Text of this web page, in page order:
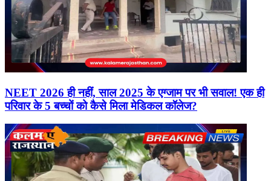
NEET 2026 ही नहीं, साल 2025 के एग्जाम पर भी सवाल! एक ही
परिवार के 5 बच्चों को कैसे मिला मेडिकल कॉलेज?